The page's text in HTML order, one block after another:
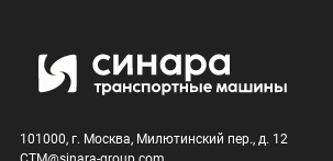
101000, г. Москва, Милютинский пер., д. 12